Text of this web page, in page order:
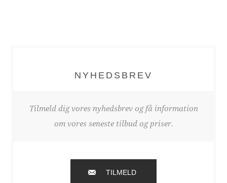
NYHEDSBREV
Tilmeld dig vores nyhedsbrev og få information
om vores seneste tilbud og priser.
TILMELD